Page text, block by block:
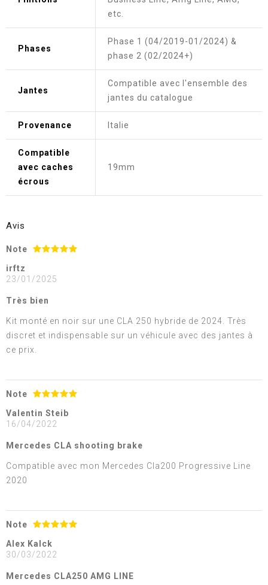
etc.
Phases
Phase 1 (04/2019-01/2024) &
phase 2 (02/2024+)
Jantes
Compatible avec l'ensemble des
jantes du catalogue
Provenance Italie
Compatible
avec caches
écrous
19mm
Avis
Note
irftz
23/01/2025
Très bien
Kit monté en noir sur une CLA 250 hybride de 2024. Très
discret et indispensable sur un véhicule avec des jantes à
ce prix.
Note
Valentin Steib
16/04/2022
Mercedes CLA shooting brake
Compatible avec mon Mercedes Cla200 Progressive Line
2020
Note
Alex Kalck
30/03/2022
Mercedes CLA250 AMG LINE